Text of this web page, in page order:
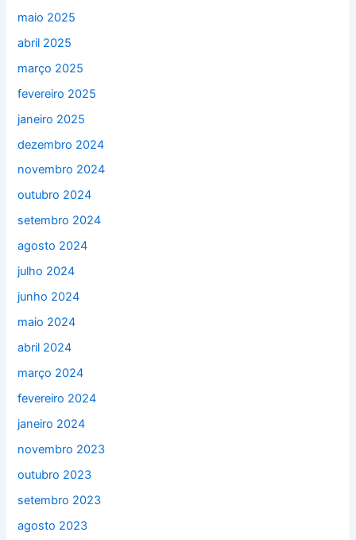
maio 2025
abril 2025
março 2025
fevereiro 2025
janeiro 2025
dezembro 2024
novembro 2024
outubro 2024
setembro 2024
agosto 2024
julho 2024
junho 2024
maio 2024
abril 2024
março 2024
fevereiro 2024
janeiro 2024
novembro 2023
outubro 2023
setembro 2023
agosto 2023